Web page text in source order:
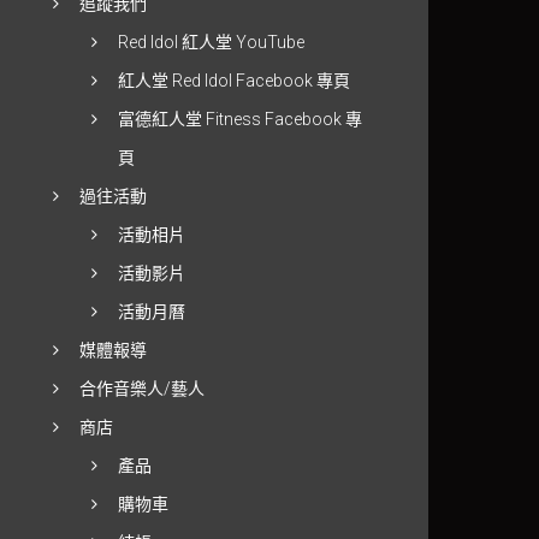
追蹤我們
Red Idol 紅人堂 YouTube
紅人堂 Red Idol Facebook 專頁
富德紅人堂 Fitness Facebook 專
頁
過往活動
活動相片
活動影片
活動月曆
媒體報導
合作音樂人/藝人
商店
產品
購物車